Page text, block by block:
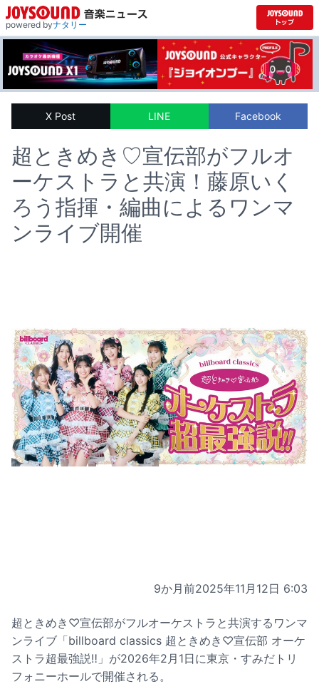
powered byナタリー
X Post LINE Facebook
超ときめき♡宣伝部がフルオ
ーケストラと共演！藤原いく
ろう指揮・編曲によるワンマ
ンライブ開催
9か月前2025年11月12日 6:03
超ときめき♡宣伝部がフルオーケストラと共演するワンマ
ンライブ「billboard classics 超ときめき♡宣伝部 オーケ
ストラ超最強説‼」が2026年2月1日に東京・すみだトリ
フォニーホールで開催される。